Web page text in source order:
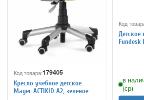
Код товара:179405
Кресло учебное детское
Mayer ACTIKID A2, зеленое
Код
Детское
Fundesk
в
(ср)